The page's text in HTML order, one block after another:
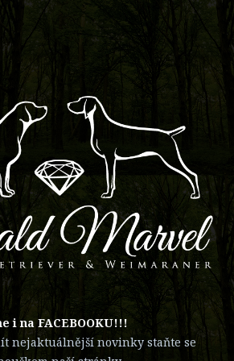
i na FACEBOOKU!!!
nejaktuálnější novinky staňte se